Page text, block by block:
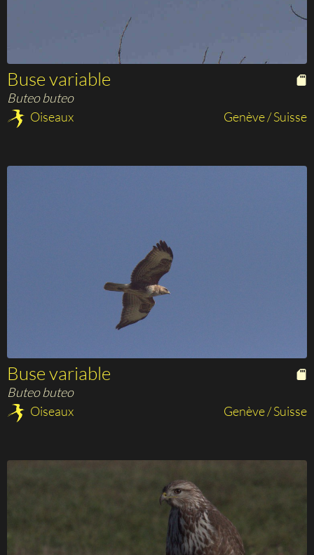
Buse variable
Buteo buteo
Oiseaux
Genève / Suisse
Buse variable
Buteo buteo
Oiseaux
Genève / Suisse